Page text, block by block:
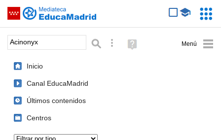
Saltar navegación
Palabra o frase: Búsqueda avanzada
Ayuda
(en
Inicio
Canal EducaMadrid
Últimos contenidos
Centros